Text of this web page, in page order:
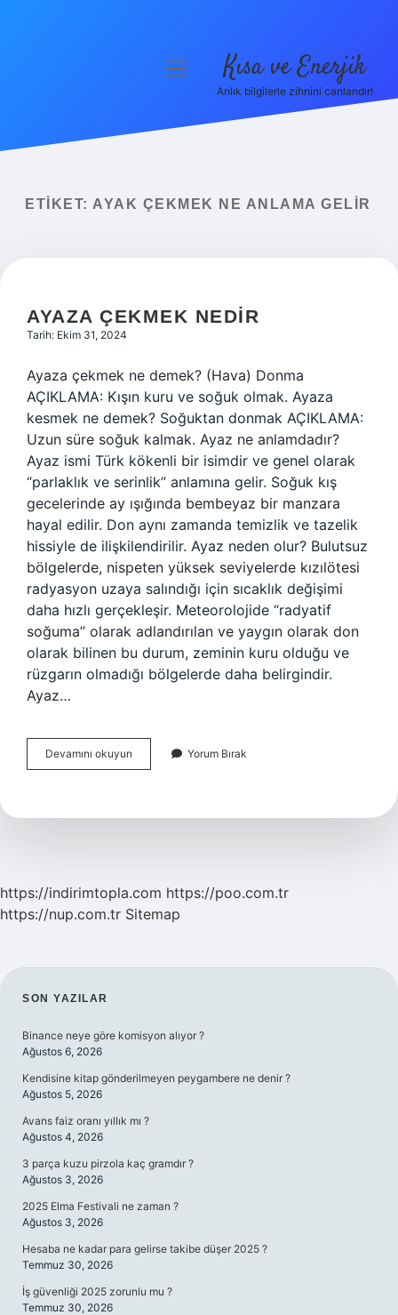
Yasal Uyarı
menüyü
Kısa ve Enerjik
Anlık bilgilerle zihnini canlandır!
ETIKET: AYAK ÇEKMEK NE ANLAMA GELIR
AYAZA ÇEKMEK NEDIR
Tarih: Ekim 31, 2024
Ayaza çekmek ne demek? (Hava) Donma
AÇIKLAMA: Kışın kuru ve soğuk olmak. Ayaza
kesmek ne demek? Soğuktan donmak AÇIKLAMA:
Uzun süre soğuk kalmak. Ayaz ne anlamdadır?
Ayaz ismi Türk kökenli bir isimdir ve genel olarak
“parlaklık ve serinlik” anlamına gelir. Soğuk kış
gecelerinde ay ışığında bembeyaz bir manzara
hayal edilir. Don aynı zamanda temizlik ve tazelik
hissiyle de ilişkilendirilir. Ayaz neden olur? Bulutsuz
bölgelerde, nispeten yüksek seviyelerde kızılötesi
radyasyon uzaya salındığı için sıcaklık değişimi
daha hızlı gerçekleşir. Meteorolojide “radyatif
soğuma” olarak adlandırılan ve yaygın olarak don
olarak bilinen bu durum, zeminin kuru olduğu ve
rüzgarın olmadığı bölgelerde daha belirgindir.
Ayaz…
Devamını okuyun
Çekmek
Yorum Bırak
https://indirimtopla.com https://poo.com.tr
https://nup.com.tr Sitemap
SIDEBAR
SON YAZILAR
Binance neye göre komisyon alıyor ?
Ağustos 6, 2026
Kendisine kitap gönderilmeyen peygambere ne denir ?
Ağustos 5, 2026
Avans faiz oranı yıllık mı ?
Ağustos 4, 2026
3 parça kuzu pirzola kaç gramdır ?
Ağustos 3, 2026
2025 Elma Festivali ne zaman ?
Ağustos 3, 2026
Hesaba ne kadar para gelirse takibe düşer 2025 ?
Temmuz 30, 2026
İş güvenliği 2025 zorunlu mu ?
Temmuz 30, 2026